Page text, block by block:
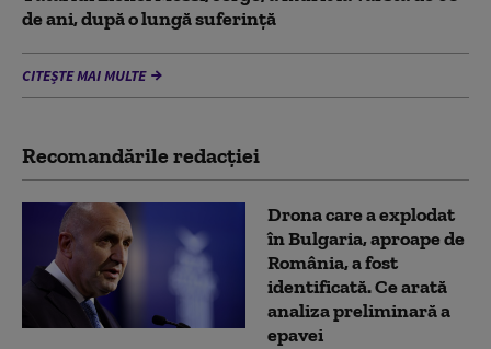
de ani, după o lungă suferință
CITEȘTE MAI MULTE
Recomandările redacţiei
Drona care a explodat
în Bulgaria, aproape de
România, a fost
identificată. Ce arată
analiza preliminară a
epavei